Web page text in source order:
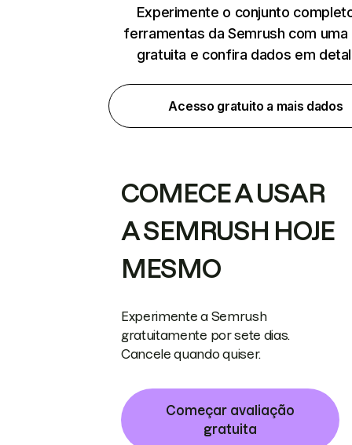
Experimente o conjunto
ferramentas da Semrush com uma
gratuita e confira dados em
Acesso gratuito a mais dados
COMECE A USAR
A SEMRUSH HOJE
MESMO
Experimente a Semrush
gratuitamente por sete dias.
Cancele quando quiser.
Começar avaliação
gratuita